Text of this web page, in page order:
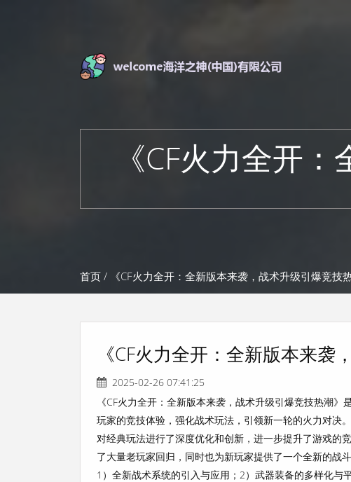
《CF火力全开
首页 / 《CF火力全开：全新版本来袭，战术升级引爆竞技热
《CF火力全开：全新版本来袭
2025-02-26 07:41:25
《CF火力全开：全新版本来袭，战术升级引爆竞技热潮
玩家的竞技体验，强化战术玩法，引领新一轮的火力对决
对经典玩法进行了深度优化和创新，进一步提升了游戏的
了大量老玩家回归，同时也为新玩家提供了一个全新的战
1）全新战术系统的引入与应用；2）武器装备的多样化